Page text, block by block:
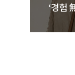
‘경험